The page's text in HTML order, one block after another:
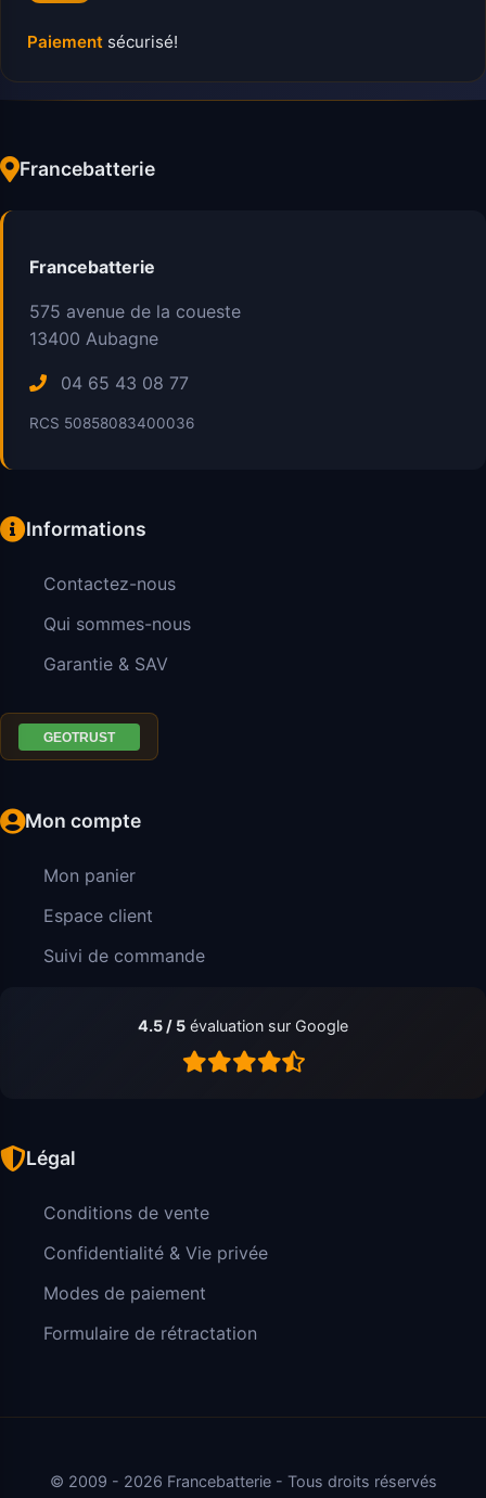
Paiement sécurisé!
Francebatterie
Francebatterie
575 avenue de la coueste
13400 Aubagne
04 65 43 08 77
RCS 50858083400036
Informations
Contactez-nous
Qui sommes-nous
Garantie & SAV
Mon compte
Mon panier
Espace client
Suivi de commande
4.5 / 5 évaluation sur Google
Légal
Conditions de vente
Confidentialité & Vie privée
Modes de paiement
Formulaire de rétractation
© 2009 - 2026 Francebatterie - Tous droits réservés